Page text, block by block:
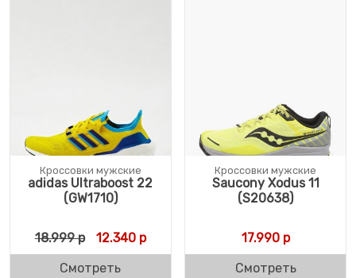
Кроссовки мужские
adidas Ultraboost 22
(GW1710)
18.999р Первоначальная цена составляла 18.999
12.340рТекущая цена: 12.340 р.
Смотреть
Кроссовки мужские
Saucony Xodus 11
(S20638)
17.990р
Смотреть